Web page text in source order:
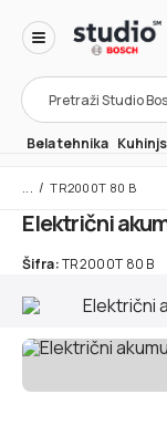
Products
search
Bela tehnika
/ TR2000T 80 B
Električni
Šifra:TR2000T 80 B